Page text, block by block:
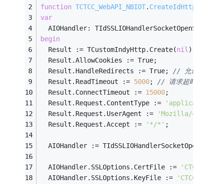
function TCTCC_WebAPI_NBIOT. CreateIdHttp
var
  AIOHandler: TIdSSLIOHandlerSocketOpenSSL;
begin
  Result := TCustomIndyHttp.Create(
nil);
  Result.AllowCookies := True;
  Result.HandleRedirects := True;
// 允许头转
  Result.ReadTimeout :=
5000; // 请求超时设置
  Result.ConnectTimeout :=
15000;
  Result.Request.ContentType :=
'application/
  Result.Request.UserAgent :=
'Mozilla/4.0
  Result.Request.Accept :=
'*/*' ;
AIOHandler :=
  AIOHandler.SSLOptions.CertFile :=
  AIOHandler.SSLOptions.KeyFile :=